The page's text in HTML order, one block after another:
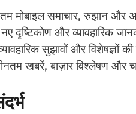
मोबाइल समाचार, रुझान
दृष्टिकोण और व्यावहारिक
सुझावों और विशेषज्ञों
खबरें, बाज़ार विश्लेषण और